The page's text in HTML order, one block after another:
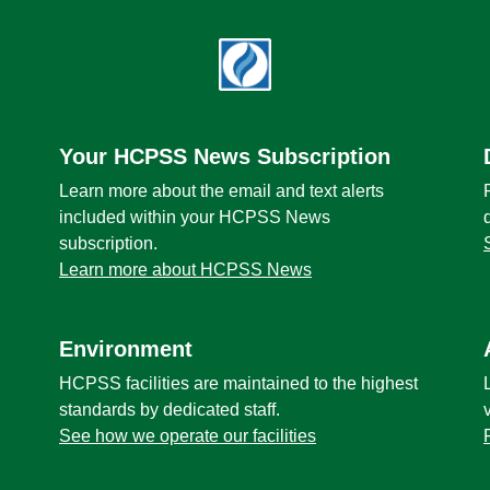
Your HCPSS News Subscription
Learn more about the email and text alerts
included within your HCPSS News
subscription.
Learn more about HCPSS News
Environment
HCPSS facilities are maintained to the highest
standards by dedicated staff.
See how we operate our facilities